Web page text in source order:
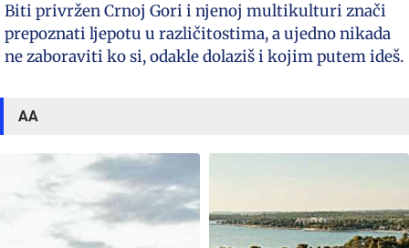
Biti privržen Crnoj Gori i njenoj multikulturi znači
prepoznati ljepotu u različitostima, a ujedno nikada
ne zaboraviti ko si, odakle dolaziš i kojim putem ideš.
AA